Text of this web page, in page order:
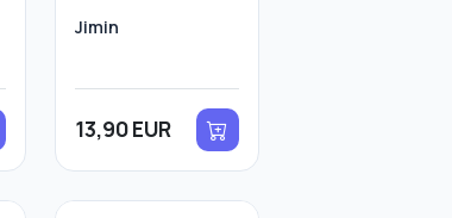
Jimin
13,90 EUR